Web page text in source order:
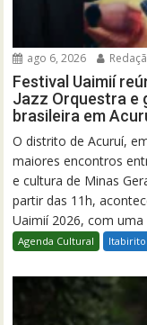
ago 6, 2026
Festival Uaimií
Jazz Orquestra e
brasileira em
O distrito de Acuruí,
maiores encontros
e cultura de Minas
partir das 11h,
Uaimií 2026, com
Agenda Cultural Itabirito